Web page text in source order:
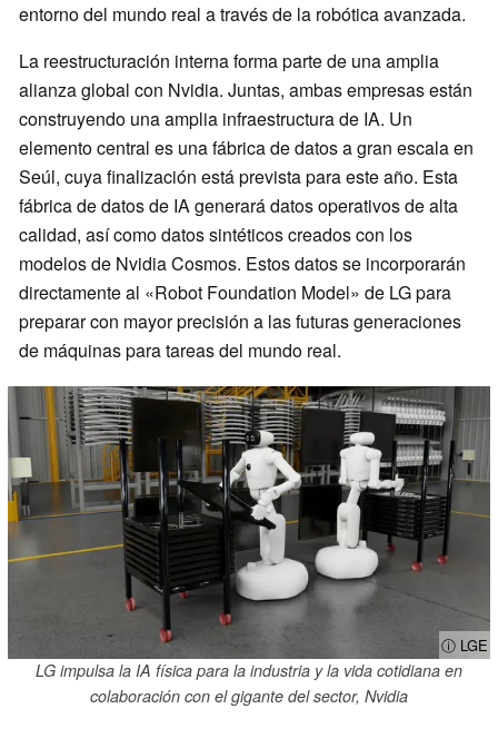
entorno del mundo real a través de la robótica avanzada.
La reestructuración interna forma parte de una amplia
alianza global con Nvidia. Juntas, ambas empresas están
construyendo una amplia infraestructura de IA. Un
elemento central es una fábrica de datos a gran escala en
Seúl, cuya finalización está prevista para este año. Esta
fábrica de datos de IA generará datos operativos de alta
calidad, así como datos sintéticos creados con los
modelos de Nvidia Cosmos. Estos datos se incorporarán
directamente al «Robot Foundation Model» de LG para
preparar con mayor precisión a las futuras generaciones
de máquinas para tareas del mundo real.
ⓘ LGE
LG impulsa la IA física para la industria y la vida cotidiana en
colaboración con el gigante del sector, Nvidia